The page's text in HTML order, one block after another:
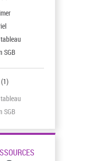
SGB
(1)
SGB